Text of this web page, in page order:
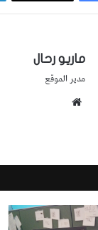
ماريو رحال
مدير الموقع